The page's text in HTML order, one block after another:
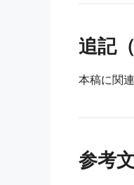
追記
本稿に関
参考